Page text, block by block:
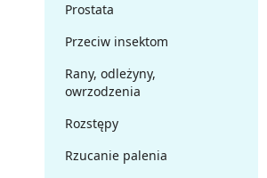
Prostata
Przeciw insektom
Rany, odleżyny,
owrzodzenia
Rozstępy
Rzucanie palenia